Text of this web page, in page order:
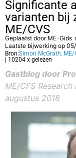
Significante
varianten bij
ME/CVS
Geplaatst door ME-Gids
Laatste bijwerking op
Bron:Simon McGrath, ME/
| 10204 x gelezen
Gastblog door
ME/CFS
augustus 2018